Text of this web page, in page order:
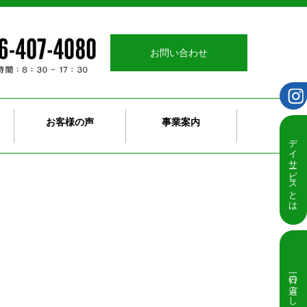
お問い合わせ
お客様の声 事業案内
デイサービスとは
一日の過ごし方